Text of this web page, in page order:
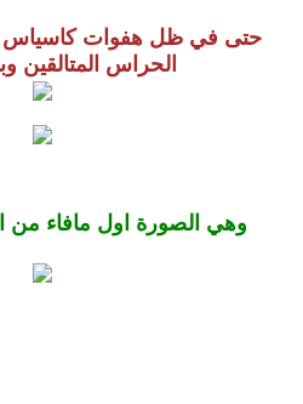
حتى في ظل هفوات كاسياس
الحراس المتالقين
وهي الصورة اول مافاء من